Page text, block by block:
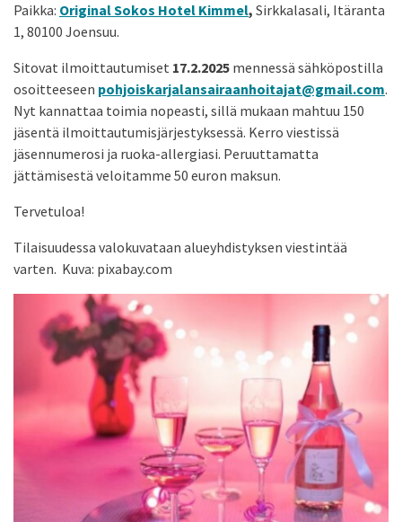
Paikka: Original Sokos Hotel Kimmel, Sirkkalasali, Itäranta
1, 80100 Joensuu.
Sitovat ilmoittautumiset 17.2.2025 mennessä sähköpostilla
osoitteeseen pohjoiskarjalansairaanhoitajat@gmail.com.
Nyt kannattaa toimia nopeasti, sillä mukaan mahtuu 150
jäsentä ilmoittautumisjärjestyksessä. Kerro viestissä
jäsennumerosi ja ruoka-allergiasi. Peruuttamatta
jättämisestä veloitamme 50 euron maksun.
Tervetuloa!
Tilaisuudessa valokuvataan alueyhdistyksen viestintää
varten. Kuva: pixabay.com